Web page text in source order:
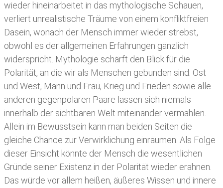
wieder hineinarbeitet in das mythologische Schauen,
verliert unrealistische Träume von einem konfliktfreien
Dasein, wonach der Mensch immer wieder strebst,
obwohl es der allgemeinen Erfahrungen gänzlich
widerspricht. Mythologie schärft den Blick für die
Polarität, an die wir als Menschen gebunden sind. Ost
und West, Mann und Frau, Krieg und Frieden sowie alle
anderen gegenpolaren Paare lassen sich niemals
innerhalb der sichtbaren Welt miteinander vermählen.
Allein im Bewusstsein kann man beiden Seiten die
gleiche Chance zur Verwirklichung einräumen. Als Folge
dieser Einsicht könnte der Mensch die wesentlichen
Gründe seiner Existenz in der Polarität wieder erahnen.
Das würde vor allem heißen, äußeres Wissen und innere